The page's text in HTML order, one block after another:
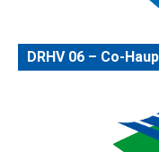
DRHV 06 – Co-